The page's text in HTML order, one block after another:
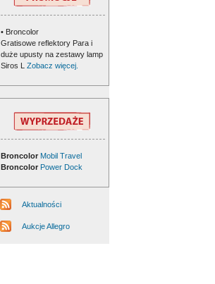
• Broncolor
Gratisowe reflektory Para i
duże upusty na zestawy lamp
Siros L Zobacz więcej.
Broncolor Mobil Travel
Broncolor Power Dock
Aktualności
Aukcje Allegro